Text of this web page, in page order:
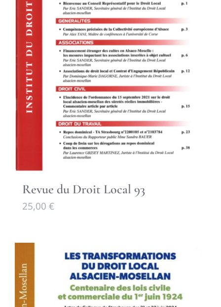
Revue du Droit Local 93
25,00 €